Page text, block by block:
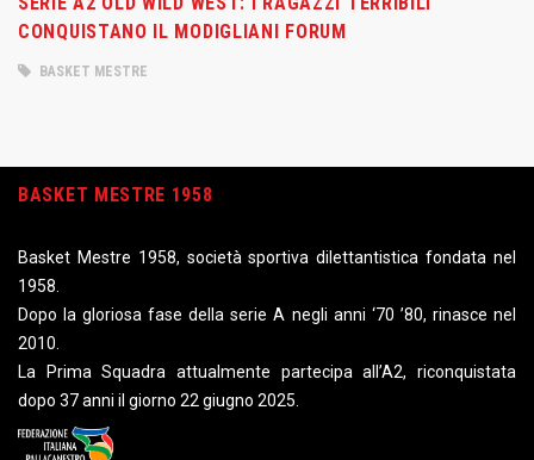
CONQUISTANO IL MODIGLIANI FORUM
BASKET MESTRE
BASKET MESTRE 1958
Basket Mestre 1958, società sportiva dilettantistica fondata nel
1958.
Dopo la gloriosa fase della serie A negli anni ‘70 ’80, rinasce nel
2010.
La Prima Squadra attualmente partecipa all’A2, riconquistata
dopo 37 anni il giorno 22 giugno 2025.